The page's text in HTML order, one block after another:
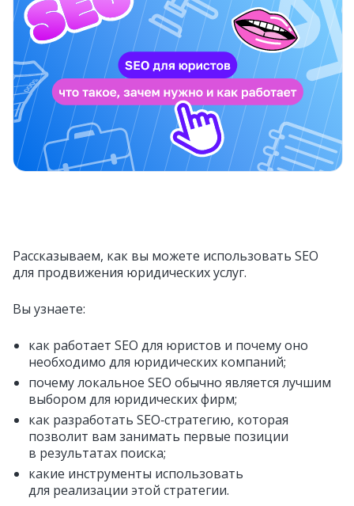
Рассказываем, как вы можете использовать SEO
для продвижения юридических услуг.
Вы узнаете:
как работает SEO для юристов и почему оно
необходимо для юридических компаний;
почему локальное SEO обычно является лучшим
выбором для юридических фирм;
как разработать SEO‑стратегию, которая
позволит вам занимать первые позиции
в результатах поиска;
какие инструменты использовать
для реализации этой стратегии.